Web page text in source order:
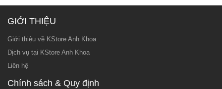
GIỚI THIỆU
Giới thiệu về KStore Anh Khoa
Dịch vụ tại KStore Anh Khoa
Liên hệ
Chính sách & Quy định